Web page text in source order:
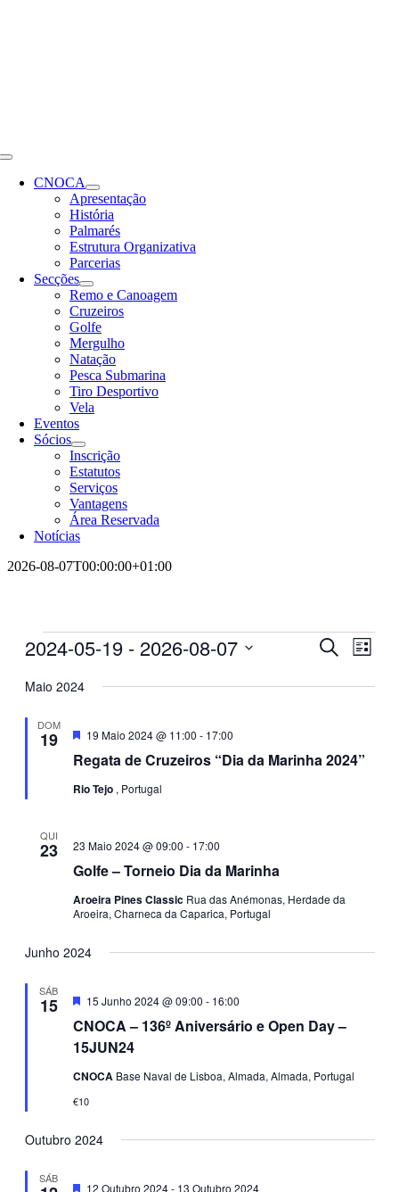
Toggle
NavigationCNOCA
Apresentação
História
Palmarés
Estrutura Organizativa
Parcerias
Secções
Remo e Canoagem
Cruzeiros
Golfe
Mergulho
Natação
Pesca Submarina
Tiro Desportivo
Vela
Eventos
Sócios
Inscrição
Estatutos
Serviços
Vantagens
Área Reservada
Notícias
2026-08-07T00:00:00+01:00
Eventos
pesquisa
de
Pesquisar
Lista
2024-05-19 - 2026-08-07
a
Maio 2024
DOM
19
Regata de Cruzeiros “Dia da Marinha 2024”
Destaque
19 Maio 2024 @ 11:00 - 17:00
Rio Tejo , Portugal
QUI
23
Golfe – Torneio Dia da Marinha
23 Maio 2024 @ 09:00 - 17:00
Aroeira Pines Classic Rua das Anémonas, Herdade da
Aroeira, Charneca da Caparica, Portugal
Junho 2024
SÁB
15
CNOCA – 136º Aniversário e Open Day –
15JUN24
Destaque
15 Junho 2024 @ 09:00 - 16:00
CNOCA Base Naval de Lisboa, Almada, Almada, Portugal
€10
Outubro 2024
SÁB
Destaque
12 Outubro 2024- 13 Outubro 2024